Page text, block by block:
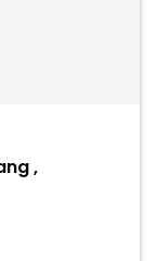
,